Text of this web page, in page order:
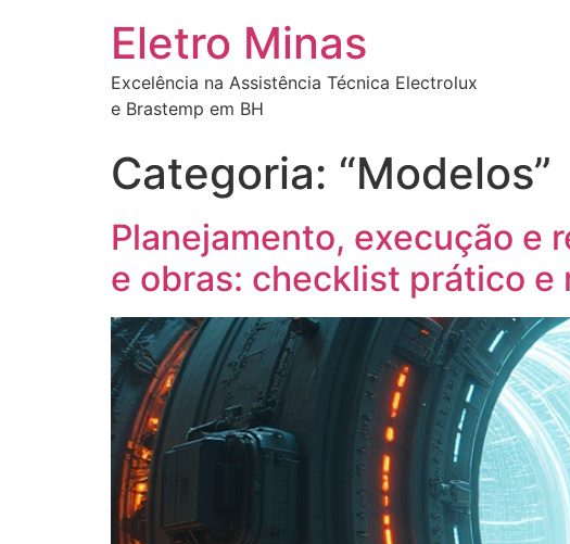
Eletro Minas
Excelência na Assistência Técnica Electrolux
e Brastemp em BH
Categoria: “Modelos”
Planejamento, execução e
e obras: checklist prático e